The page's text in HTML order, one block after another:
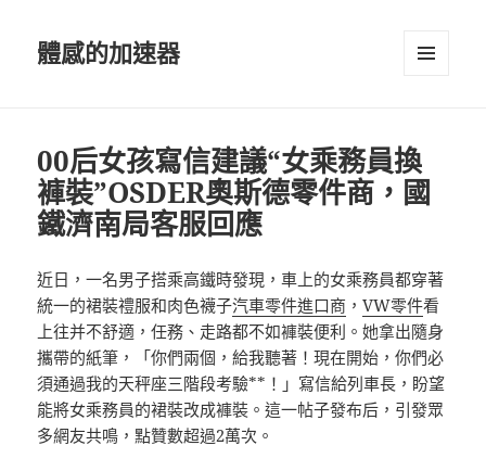
體感的加速器
00后女孩寫信建議“女乘務員換
褲裝”OSDER奧斯德零件商，國
鐵濟南局客服回應
近日，一名男子搭乘高鐵時發現，車上的女乘務員都穿著
統一的裙裝禮服和肉色襪子汽車零件進口商 ，VW零件看
上往并不舒適，任務、走路都不如褲裝便利。她拿出隨身
攜帶的紙筆，「你們兩個，給我聽著！現在開始，你們必
須通過我的天秤座三階段考驗**！」寫信給列車長，盼望
能將女乘務員的裙裝改成褲裝。這一帖子發布后，引發眾
多網友共鳴，點贊數超過2萬次。